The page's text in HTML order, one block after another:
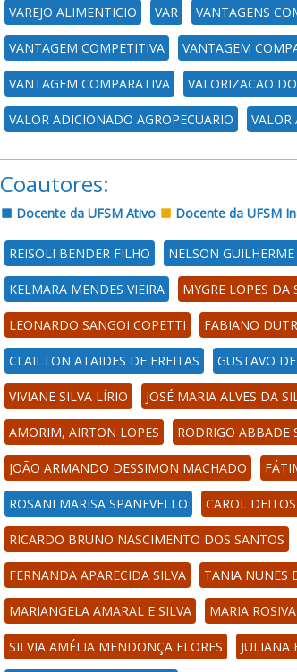
VAREJO ALIMENTICIO VAR VANTAGENS
VANTAGEM COMPETITIVA VANTAGEM
VANTAGEM COMPARATIVA VALORIZACAO
VALOR ADICIONADO AGROPECUARIO VALOR
Coautores:
Docente da UFSM Ativo Docente da UFSM
REISOLI BENDER FILHO NELSON
KELMARA MENDES VIEIRA MYGRE LOPES DA
LEONARDO SANGOI COPETTI FABIANO
CLAILTON ATAIDES DE FREITAS GUSTAVO
VIVIANE SILVA LÍRIO JOSÉ MARIA ALVES DA
AMORIM, AIRTON LOPES RODRIGO ABBADE
JOÃO ARMANDO DESSIMON MACHADO
ROSANI MARISA SPANEVELLO CAROL
RICARDO BRUNO NASCIMENTO DOS SANTOS
FERNANDA APARECIDA SILVA TANIA NUNES
MARIANGELA AMARAL E SILVA MARIA
SILVIA AMÉLIA MENDONÇA FLORES JULIANA